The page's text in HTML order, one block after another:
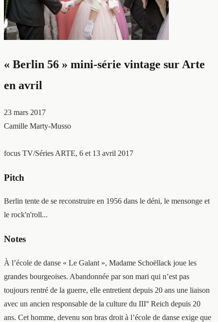
« Berlin 56 » mini-série vintage sur Arte
en avril
23 mars 2017
Camille Marty-Musso
focus TV/Séries ARTE, 6 et 13 avril 2017
Pitch
Berlin tente de se reconstruire en 1956 dans le déni, le mensonge et
le rock'n'roll...
Notes
À l’école de danse « Le Galant », Madame Schoëllack joue les
grandes bourgeoises. Abandonnée par son mari qui n’est pas
toujours rentré de la guerre, elle entretient depuis 20 ans une liaison
avec un ancien responsable de la culture du III° Reich depuis 20
ans. Cet homme, devenu son bras droit à l’école de danse exige que